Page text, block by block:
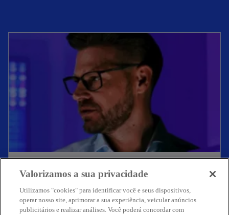
O seu negócio tem acompanhado esse avanço?
Saiba mais
Valorizamos a sua privacidade
Utilizamos "cookies" para identificar você e seus dispositivos,
operar nosso site, aprimorar a sua experiência, veicular anúncios
publicitários e realizar análises. Você poderá concordar com